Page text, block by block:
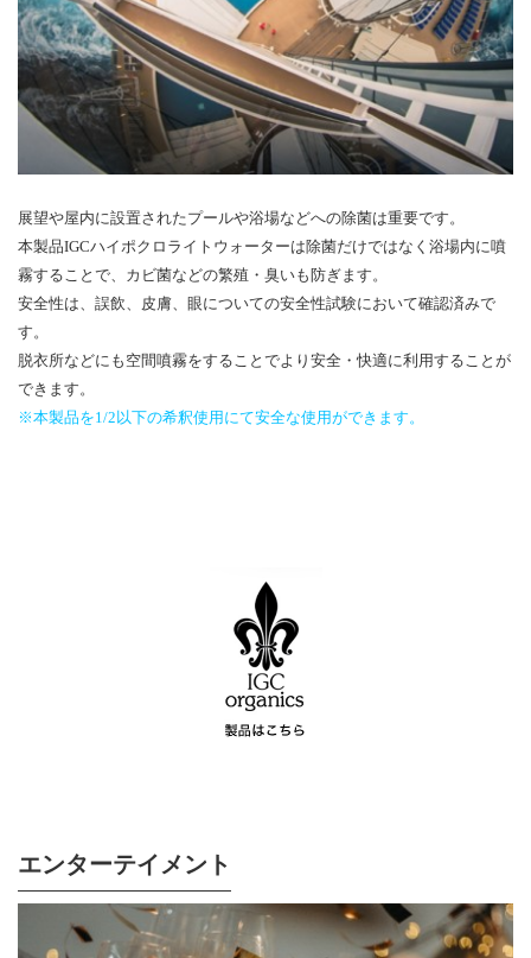
展望や屋内に設置されたプールや浴場などへの除菌は重要です。
本製品IGCハイポクロライトウォーターは除菌だけではなく浴場内に噴
霧することで、カビ菌などの繁殖・臭いも防ぎます。
安全性は、誤飲、皮膚、眼についての安全性試験において確認済みで
す。
脱衣所などにも空間噴霧をすることでより安全・快適に利用することが
できます。
※本製品を1/2以下の希釈使用にて安全な使用ができます。
エンターテイメント